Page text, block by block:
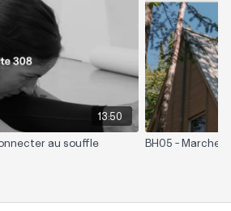
à Castor-Oiseau, un sentier
territoire Habitation au territoire
13:50
- Se connecter au souffle BH05 - Marche